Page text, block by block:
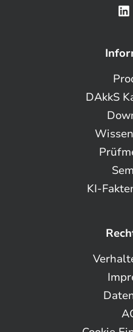
DAkkS
KI-